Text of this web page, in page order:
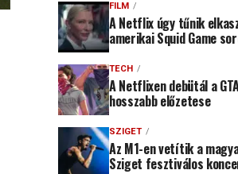
FILM
A Netflix úgy tűnik
amerikai Squid Game
TECH
A Netflixen debütál a
hosszabb előzetese
SZIGET
Az M1-en vetítik a
Sziget fesztiválos